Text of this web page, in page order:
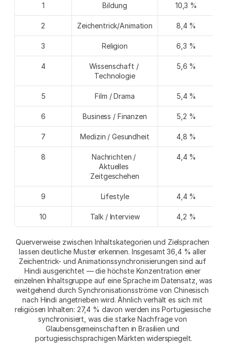
1 Bildung 10,3 %
2 Zeichentrick/Animation 8,4 %
3 Religion 6,3 %
4
Wissenschaft /
Technologie
5,6 %
5 Film / Drama 5,4 %
6 Business / Finanzen 5,2 %
7 Medizin / Gesundheit 4,8 %
8
Nachrichten /
Aktuelles
Zeitgeschehen
4,4 %
9 Lifestyle 4,4 %
10 Talk / Interview 4,2 %
Querverweise zwischen Inhaltskategorien und Zielsprachen
lassen deutliche Muster erkennen. Insgesamt 36,4 % aller
Zeichentrick- und Animationssynchronisierungen sind auf
Hindi ausgerichtet — die höchste Konzentration einer
einzelnen Inhaltsgruppe auf eine Sprache im Datensatz, was
weitgehend durch Synchronisationsströme von Chinesisch
nach Hindi angetrieben wird. Ähnlich verhält es sich mit
religiösen Inhalten: 27,4 % davon werden ins Portugiesische
synchronisiert, was die starke Nachfrage von
Glaubensgemeinschaften in Brasilien und
portugiesischsprachigen Märkten widerspiegelt.